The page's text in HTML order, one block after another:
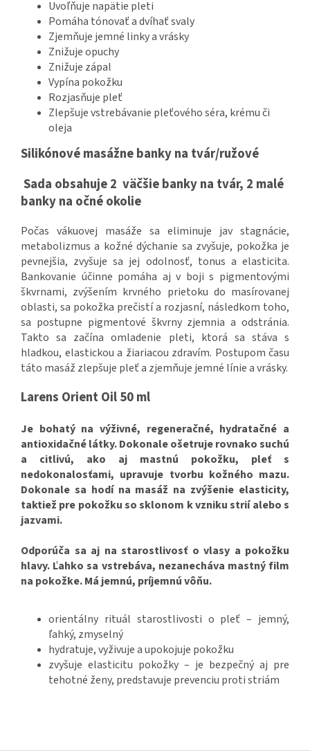
Uvoľňuje napätie pleti
Pomáha tónovať a dvíhať svaly
Zjemňuje jemné linky a vrásky
Znižuje opuchy
Znižuje zápal
Vypína pokožku
Rozjasňuje pleť
Zlepšuje vstrebávanie pleťového séra, krému či
oleja
Silikónové masážne banky na tvár/ružové
Sada obsahuje 2 väčšie banky na tvár, 2 malé
banky na očné okolie
Počas vákuovej masáže sa eliminuje jav stagnácie,
metabolizmus a kožné dýchanie sa zvyšuje, pokožka je
pevnejšia, zvyšuje sa jej odolnosť, tonus a elasticita.
Bankovanie účinne pomáha aj v boji s pigmentovými
škvrnami, zvýšením krvného prietoku do masírovanej
oblasti, sa pokožka prečistí a rozjasní, následkom toho,
sa postupne pigmentové škvrny zjemnia a odstránia.
Takto sa začína omladenie pleti, ktorá sa stáva s
hladkou, elastickou a žiariacou zdravím. Postupom času
táto masáž zlepšuje pleť a zjemňuje jemné línie a vrásky.
Larens Orient Oil 50 ml
Je bohatý na výživné, regeneračné, hydratačné a
antioxidačné látky. Dokonale ošetruje rovnako suchú
a citlivú, ako aj mastnú pokožku, pleť s
nedokonalosťami, upravuje tvorbu kožného mazu.
Dokonale sa hodí na masáž na zvýšenie elasticity,
taktiež pre pokožku so sklonom k vzniku strií alebo s
jazvami.
Odporúča sa aj na starostlivosť o vlasy a pokožku
hlavy. Ľahko sa vstrebáva, nezanecháva mastný film
na pokožke. Má jemnú, príjemnú vôňu.
orientálny rituál starostlivosti o pleť – jemný,
ľahký, zmyselný
hydratuje, vyživuje a upokojuje pokožku
zvyšuje elasticitu pokožky – je bezpečný aj pre
tehotné ženy, predstavuje prevenciu proti striám